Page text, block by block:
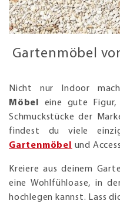
Gartenmöbel von
Nicht nur Indoor
Möbel
eine gute Figur,
Schmuckstücke der
findest du viele
Gartenmöbel
und
Kreiere aus deinem
eine Wohlfühloase, in
hochlegen kannst. Lass